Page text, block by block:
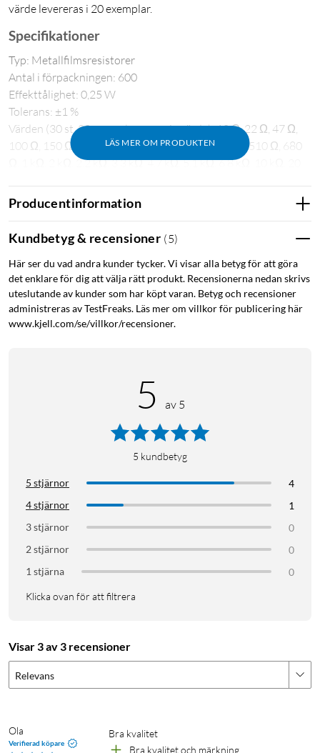
värde levereras i 20 exemplar.
LÄS MER OM PRODUKTEN
Specifikationer
Typ: Metallfilmsresistorer
Antal i förpackningen: 600
Effekttålighet: 0,25 W
Tolerans: ±1 %
Värden (30 st, 20 exemplar av varje värde): 10 Ω, 22 Ω, 47 Ω,
100 Ω, 150 Ω, 200 Ω, 220 Ω, 270 Ω, 330 Ω, 470 Ω, 510 Ω, 680
Ω, 1 kΩ, 2 kΩ, 2.2 kΩ, 3.3 kΩ, 4.7 kΩ, 5.1 kΩ, 6.8 kΩ, 10 kΩ, 20
kΩ, 1 MΩ
Motstånd Motståndssats
Producentinformation
Kundbetyg & recensioner (5)
Här ser du vad andra kunder tycker. Vi visar alla betyg för att göra
det enklare för dig att välja rätt produkt. Recensionerna nedan skrivs
uteslutande av kunder som har köpt varan. Betyg och recensioner
administreras av TestFreaks. Läs mer om villkor för publicering här
www.kjell.com/se/villkor/recensioner.
5 av 5
5 kundbetyg
5 stjärnor
4
4 stjärnor
1
3 stjärnor
0
2 stjärnor
0
1 stjärna
0
Klicka ovan för att filtrera
Visar 3 av 3 recensioner
Relevans
Ola
Verifierad köpare
Bra kvalitet
Bra kvalitet och märkning